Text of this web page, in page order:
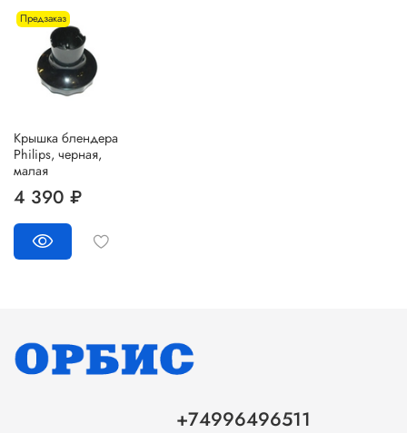
Предзаказ
Крышка блендера
Philips, черная,
малая
4 390 ₽
+74996496511